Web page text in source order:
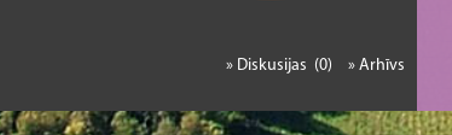
» Arhīvs
» Diskusijas (0)